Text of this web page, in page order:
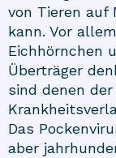
von Tieren auf
kann. Vor
Eichhörnchen
Überträger
sind denen
Das
aber